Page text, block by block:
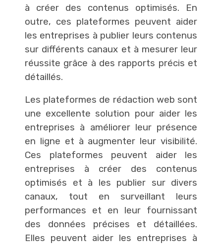
à créer des contenus optimisés. En
outre, ces plateformes peuvent aider
les entreprises à publier leurs contenus
sur différents canaux et à mesurer leur
réussite grâce à des rapports précis et
détaillés.
Les plateformes de rédaction web sont
une excellente solution pour aider les
entreprises à améliorer leur présence
en ligne et à augmenter leur visibilité.
Ces plateformes peuvent aider les
entreprises à créer des contenus
optimisés et à les publier sur divers
canaux, tout en surveillant leurs
performances et en leur fournissant
des données précises et détaillées.
Elles peuvent aider les entreprises à